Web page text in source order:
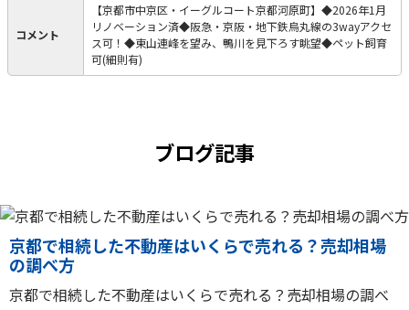
コメント
【京都市中京区・イーグルコート京都河原町】◆2026年1月
リノベーション済◆阪急・京阪・地下鉄烏丸線の3wayアクセ
ス可！◆東山連峰を望み、鴨川を見下ろす眺望◆ペット飼育
可(細則有)
ブログ記事
京都で相続した不動産はいくらで売れる？売却相場
の調べ方
京都で相続した不動産はいくらで売れる？売却相場の調べ